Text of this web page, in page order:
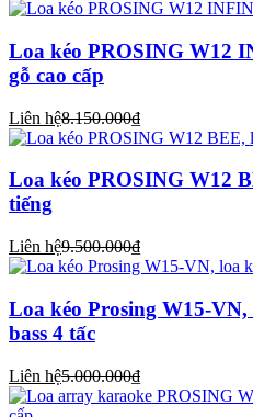
Loa kéo PROSING W12
gỗ cao cấp
Liên hệ8.150.000₫
Loa kéo PROSING W12
tiếng
Liên hệ9.500.000₫
Loa kéo Prosing W15-
bass 4 tấc
Liên hệ5.000.000₫